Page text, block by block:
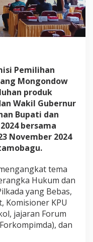
Pemilihan
Mongondow
produk
Wakil Gubernur
Bupati dan
bersama
November 2024
tema
Hukum dan
yang Bebas,
Komisioner KPU
jajaran Forum
dan